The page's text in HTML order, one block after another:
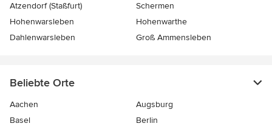
Atzendorf (Staßfurt)
Schermen
Hohenwarsleben
Hohenwarthe
Dahlenwarsleben
Groß Ammensleben
Beliebte Orte
Aachen
Augsburg
Basel
Berlin